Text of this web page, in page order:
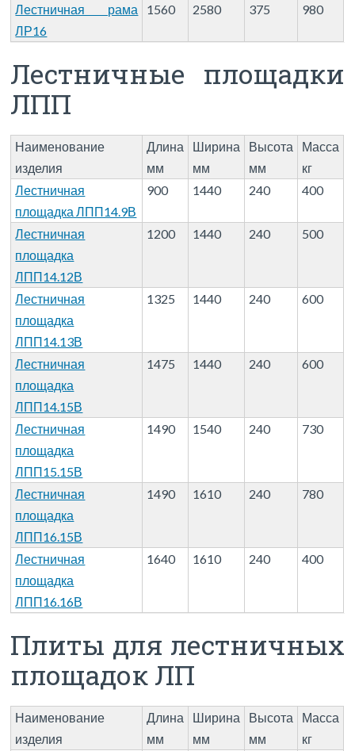
Лестничная рама
ЛР16
1560 2580 375 980
Лестничные площадки
ЛПП
Наименование
изделия
Длина
мм
Ширина
мм
Высота
мм
Масса
кг
Лестничная
площадка ЛПП14.9В
900 1440 240 400
Лестничная
площадка
ЛПП14.12В
1200 1440 240 500
Лестничная
площадка
ЛПП14.13В
1325 1440 240 600
Лестничная
площадка
ЛПП14.15В
1475 1440 240 600
Лестничная
площадка
ЛПП15.15В
1490 1540 240 730
Лестничная
площадка
ЛПП16.15В
1490 1610 240 780
Лестничная
площадка
ЛПП16.16В
1640 1610 240 400
Плиты для лестничных
площадок ЛП
Наименование
изделия
Длина
мм
Ширина
мм
Высота
мм
Масса
кг